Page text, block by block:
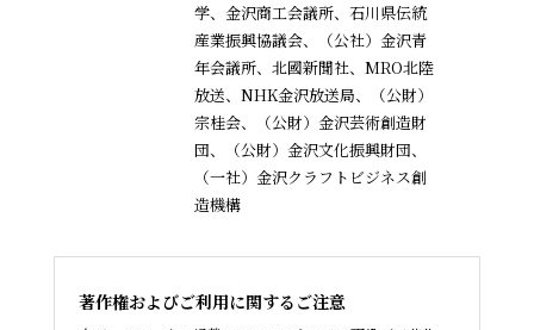
学、金沢商工会議所、石川県伝統
産業振興協議会、
（公社）金沢青
年会議所、北國新聞社、MRO北陸
放送、NHK金沢放送局、（公財）
宗桂会、
（公財）金沢芸術創造財
団、（公財）金沢文化振興財団、
（一社）金沢クラフトビジネス創
造機構
著作権およびご利用に関するご注意